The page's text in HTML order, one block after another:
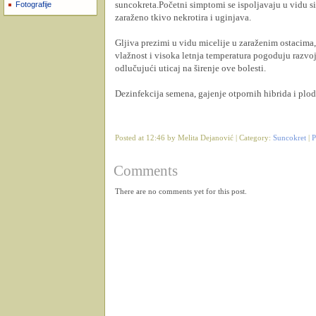
Fotografije
suncokreta.Početni simptomi se ispoljavaju u vidu
zaraženo tkivo nekrotira i uginjava.
Gljiva prezimi u vidu micelije u zaraženim
vlažnost i visoka letnja temperatura pogoduju
odlučujući uticaj na širenje ove bolesti.
Dezinfekcija semena, gajenje otpornih hibrida i
Posted at 12:46 by Melita Dejanović | Category: Suncokret
Comments
There are no comments yet for this post.